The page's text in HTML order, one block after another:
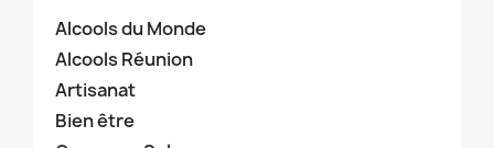
Alcools du Monde
Alcools Réunion
Artisanat
Bien être